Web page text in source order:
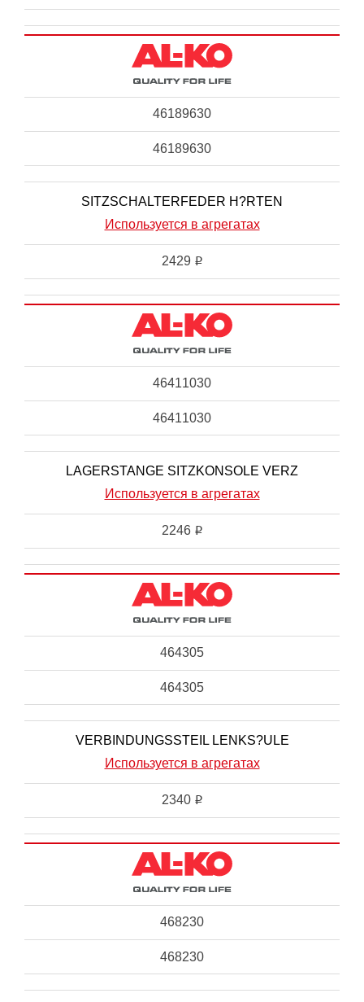
46189630
46189630
SITZSCHALTERFEDER H?RTEN
Используется в агрегатах
2429 i
46411030
46411030
LAGERSTANGE SITZKONSOLE VERZ
Используется в агрегатах
2246 i
464305
464305
VERBINDUNGSSTEIL LENKS?ULE
Используется в агрегатах
2340 i
468230
468230